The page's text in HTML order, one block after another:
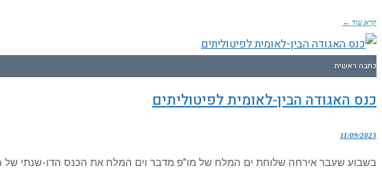
קרא עוד ←
כתבה ראשית
כנס האגודה הבין-לאומית לפיטוליתים
11/09/2023
בשבוע שעבר אירחה שלוחת ים המלח של מו”פ מדבר וים המלח את הכנס הדו-שנתי של האגודה הבינלאומית